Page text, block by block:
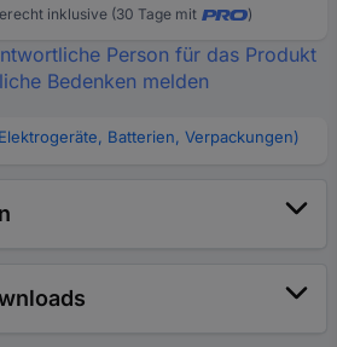
inklusive (30 Tage mit
)
Person für das Produkt
Bedenken melden
Batterien, Verpackungen)